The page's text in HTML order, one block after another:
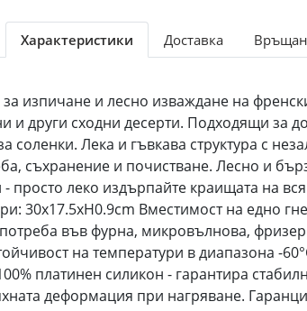
Характеристики Доставка
изпичане и лесно изваждане на
и други сходни десерти. Подходящи за
соленки. Лека и гъвкава структура с
съхранение и почистване. Лесно и
- просто леко издърпайте краищата на
30x17.5xH0.9cm Вместимост на едно
във фурна, микровълнова,
на температури в диапазона -
платинен силикон - гарантира
деформация при нагряване.